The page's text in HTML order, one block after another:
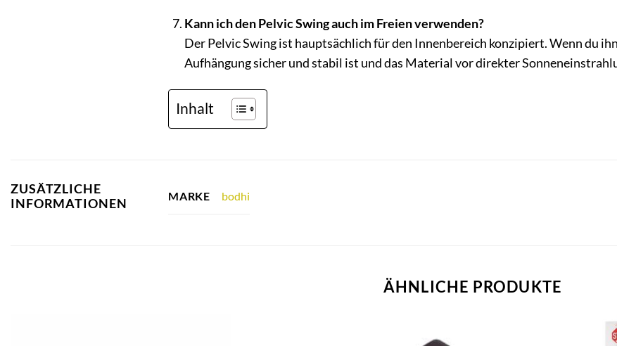
Kann ich den Pelvic Swing auch im Freien verwenden?
Der Pelvic Swing ist hauptsächlich für den Innenbereich konzipiert. Wenn du
Aufhängung sicher und stabil ist und das Material vor direkter
Inhalt
ZUSÄTZLICHE
INFORMATIONEN
MARKE bodhi
ÄHNLICHE PRODUKTE